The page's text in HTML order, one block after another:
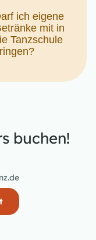
ich eigene
mit in
Tanzschule
buchen!